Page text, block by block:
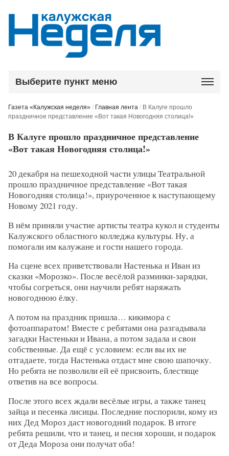
Выберите пункт меню
Газета «Калужская неделя» / Главная лента / В Калуге прошло
праздничное представление «Вот такая Новогодняя столица!»
В Калуге прошло праздничное представление
«Вот такая Новогодняя столица!»
20 декабря на пешеходной части улицы Театральной
прошло праздничное представление «Вот такая
Новогодняя столица!», приуроченное к наступающему
Новому 2021 году.
В нём приняли участие артисты театра кукол и студенты
Калужского областного колледжа культуры. Ну, а
помогали им калужане и гости нашего города.
На сцене всех приветствовали Настенька и Иван из
сказки «Морозко». После весёлой разминки-зарядки,
чтобы согреться, они научили ребят наряжать
новогоднюю ёлку.
А потом на праздник пришла… кикимора с
фотоаппаратом! Вместе с ребятами она разгадывала
загадки Настеньки и Ивана, а потом задала и свои
собственные. Да ещё с условием: если вы их не
отгадаете, тогда Настенька отдаст мне свою шапочку.
Но ребята не позволили ей её присвоить, блестяще
ответив на все вопросы.
После этого всех ждали весёлые игры, а также танец
зайца и песенка лисицы. Последние поспорили, кому из
них Дед Мороз даст новогодний подарок. В итоге
ребята решили, что и танец, и песня хороши, и подарок
от Деда Мороза они получат оба!